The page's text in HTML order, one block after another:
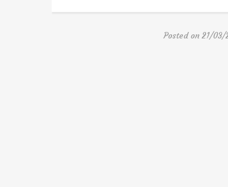
Posted on 21/